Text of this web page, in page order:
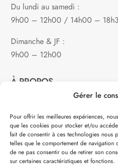
Gérer le
Pour offrir les meilleures expériences,
que les cookies pour stocker et/ou
fait de consentir à ces technologies nous
telles que le comportement de navigation
de ne pas consentir ou de retirer son
sur certaines caractéristiques et fonctions.
Du lundi au samedi :
9h00 – 12h00 / 14h00 –
Dimanche & JF :
9h00 – 12h00
À PROPOS
Notre philosophie
Contact
Partenaire de: